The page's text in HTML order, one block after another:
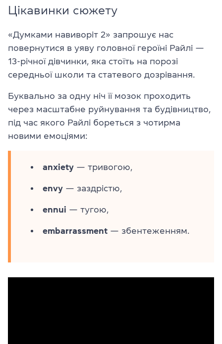
Цікавинки сюжету
«Думками навиворіт 2» запрошує нас
повернутися в уяву головної героїні Райлі —
13-річної дівчинки, яка стоїть на порозі
середньої школи та статевого дозрівання.
Буквально за одну ніч її мозок проходить
через масштабне руйнування та будівництво,
під час якого Райлі бореться з чотирма
новими емоціями:
anxiety — тривогою,
envy — заздрістю,
ennui — тугою,
embarrassment — збентеженням.